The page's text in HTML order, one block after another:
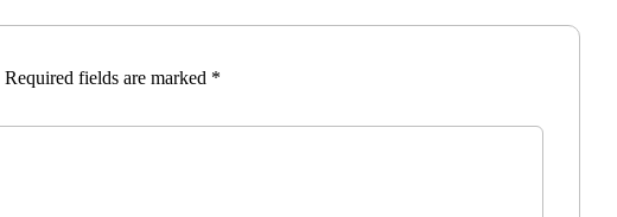
Required fields are marked *